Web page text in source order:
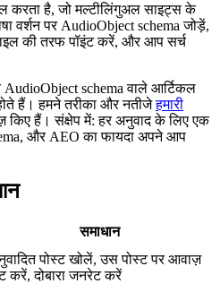
करता है, जो मल्टीलिंगुअल साइट्स के
वर्शन पर AudioObject schema जोड़ें,
की तरफ पॉइंट करें, और आप सर्च
AudioObject schema वाले आर्टिकल
होते हैं। हमने तरीका और नतीजेहमारी
किए हैं। संक्षेप में: हर अनुवाद के लिए एक
और AEO का फायदा अपने आप
समाधान
पोस्ट खोलें, उस पोस्ट पर आवाज़
करें, दोबारा जनरेट करें